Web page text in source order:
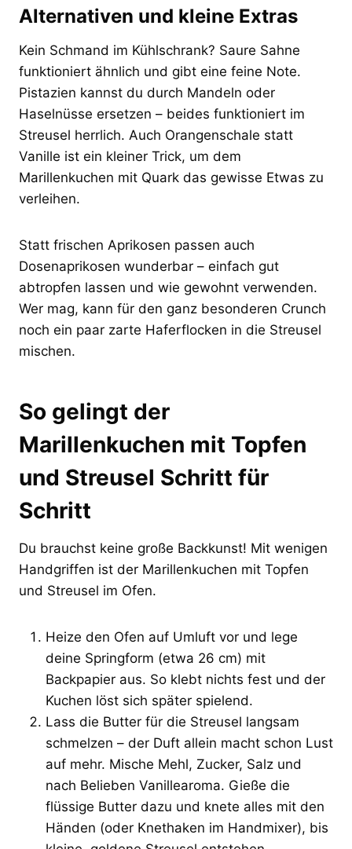
Alternativen und kleine Extras
Kein Schmand im Kühlschrank? Saure Sahne
funktioniert ähnlich und gibt eine feine Note.
Pistazien kannst du durch Mandeln oder
Haselnüsse ersetzen – beides funktioniert im
Streusel herrlich. Auch Orangenschale statt
Vanille ist ein kleiner Trick, um dem
Marillenkuchen mit Quark das gewisse Etwas zu
verleihen.
Statt frischen Aprikosen passen auch
Dosenaprikosen wunderbar – einfach gut
abtropfen lassen und wie gewohnt verwenden.
Wer mag, kann für den ganz besonderen Crunch
noch ein paar zarte Haferflocken in die Streusel
mischen.
So gelingt der
Marillenkuchen mit Topfen
und Streusel Schritt für
Schritt
Du brauchst keine große Backkunst! Mit wenigen
Handgriffen ist der Marillenkuchen mit Topfen
und Streusel im Ofen.
Heize den Ofen auf Umluft vor und lege
deine Springform (etwa 26 cm) mit
Backpapier aus. So klebt nichts fest und der
Kuchen löst sich später spielend.
Lass die Butter für die Streusel langsam
schmelzen – der Duft allein macht schon Lust
auf mehr. Mische Mehl, Zucker, Salz und
nach Belieben Vanillearoma. Gieße die
flüssige Butter dazu und knete alles mit den
Händen (oder Knethaken im Handmixer), bis